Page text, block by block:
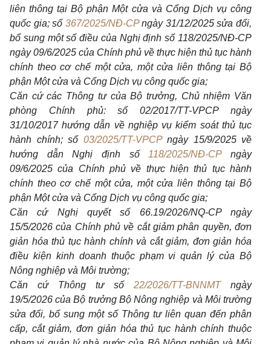
liên thông tại Bộ phận Một cửa và Cổng Dịch vụ công
quốc gia; số 367/2025/NĐ-CPngày 31/12/2025 sửa đổi,
bổsung một số điều của Nghị định số 118/2025/NĐ-CP
ngày 09/6/2025 của Chính phủ về thực hiện thủ tục hành
chính theo cơ chế một cửa, một cửa liên thông tại Bộ
phận Một cửa và Cổng Dịch vụ công quốc gia;
Căn cứcác Thông tư của Bộ trưởng, Chủ nhiệm Văn
phòng Chính phủ: số 02/2017/TT-VPCP ngày
31/10/2017 hướng dẫn về nghiệp vụ kiểm soát thủ tục
hành chính; số 03/2025/TT-VPCPngày 15/9/2025 về
hướng dẫn Nghị định số 118/2025/NĐ-CPngày
09/6/2025 của Chính phủ về thực hiện thủ tục hành
chính theo cơ chế một cửa, một cửa liên thông tại Bộ
phận Một cửa và Cổng Dịch vụ công quốc gia;
Căn cứ Nghị quyết số 66.19/2026/NQ-CP ngày
15/5/2026 của Chính phủ về cắt giảm phân quyền, đơn
giản hóa thủ tục hành chính và cắt giảm, đơn giản hóa
điều kiện kinh doanh thuộc phạm vi quản lý của Bộ
Nông nghiệp và Môi trường;
Căn cứThông tư số 22/2026/TT-BNNMTngày
19/5/2026 của Bộ trưởng Bộ Nông nghiệp và Môi trường
sửa đổi, bổ sung một số Thông tư liên quan đến phân
cấp, cắt giảm, đơn giản hóa thủ tục hành chính thuộc